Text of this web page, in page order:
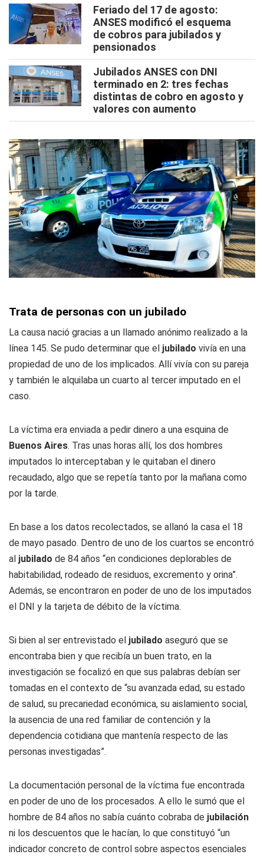
Feriado del 17 de agosto:
ANSES modificó el esquema
de cobros para jubilados y
pensionados
Jubilados ANSES con DNI
terminado en 2: tres fechas
distintas de cobro en agosto y
valores con aumento
Trata de personas con un jubilado
La causa nació gracias a un llamado anónimo realizado a la
línea 145. Se pudo determinar que el jubilado vivía en una
propiedad de uno de los implicados. Allí vivía con su pareja
y también le alquilaba un cuarto al tercer imputado en el
caso.
La víctima era enviada a pedir dinero a una esquina de
Buenos Aires. Tras unas horas allí, los dos hombres
imputados lo interceptaban y le quitaban el dinero
recaudado, algo que se repetía tanto por la mañana como
por la tarde.
En base a los datos recolectados, se allanó la casa el 18
de mayo pasado. Dentro de uno de los cuartos se encontró
al jubilado de 84 años “en condiciones deplorables de
habitabilidad, rodeado de residuos, excremento y orina”.
Además, se encontraron en poder de uno de los imputados
el DNI y la tarjeta de débito de la víctima.
Si bien al ser entrevistado el jubilado aseguró que se
encontraba bien y que recibía un buen trato, en la
investigación se focalizó en que sus palabras debían ser
tomadas en el contexto de “su avanzada edad, su estado
de salud, su precariedad económica, su aislamiento social,
la ausencia de una red familiar de contención y la
dependencia cotidiana que mantenía respecto de las
personas investigadas”.
La documentación personal de la víctima fue encontrada
en poder de uno de los procesados. A ello le sumó que el
hombre de 84 años no sabía cuánto cobraba de jubilación
ni los descuentos que le hacían, lo que constituyó “un
indicador concreto de control sobre aspectos esenciales